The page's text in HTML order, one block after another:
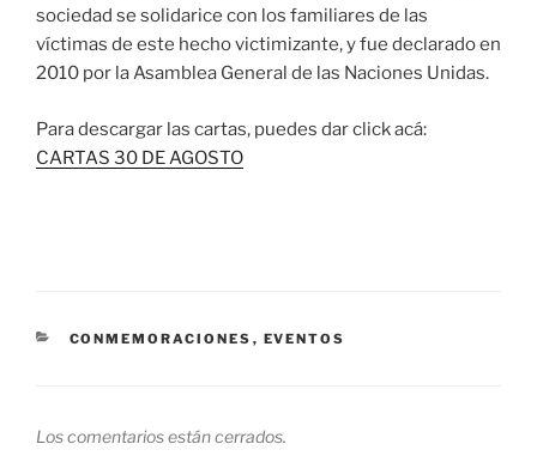
sociedad se solidarice con los familiares de las
víctimas de este hecho victimizante, y fue declarado en
2010 por la Asamblea General de las Naciones Unidas.
Para descargar las cartas, puedes dar click acá:
CARTAS 30 DE AGOSTO
CATEGORÍAS
CONMEMORACIONES , EVENTOS
Los comentarios están cerrados.